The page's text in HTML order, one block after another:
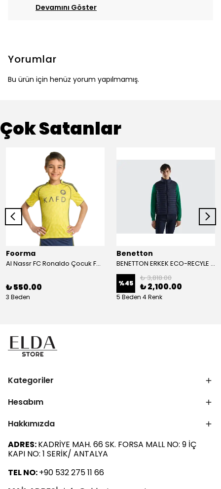
Devamını Göster
Yorumlar
Bu ürün için henüz yorum yapılmamış.
Çok Satanlar
Foorma
Al Nassr FC Ronaldo Çocuk Forma 2'li Takım(Şort/T-Shirt)
₺ 550.00
3 Beden
Benetton
BENETTON ERKEK ECO-RECYLE DOLGULU PUFA YELEK
%45
₺ 3,818.00
₺ 2,100.00
5 Beden 4 Renk
Kategoriler
Hesabım
Hakkımızda
ADRES:KADRİYE MAH. 66 SK. FORSA MALL NO: 9 İÇ
KAPI NO: 1 SERİK/ ANTALYA
TEL NO:+90 532 275 11 66